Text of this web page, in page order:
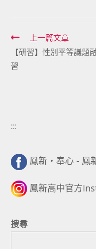
Read
more
articles
上一篇文章
【研習】性別平等議
習
:::
鳳新・奉心 - 鳳
鳳新高中官方
搜尋